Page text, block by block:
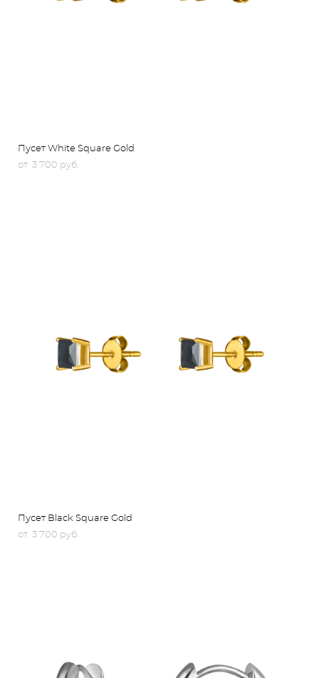
Пусет White Square Gold
от 3 700 pуб.
Пусет Black Square Gold
от 3 700 pуб.